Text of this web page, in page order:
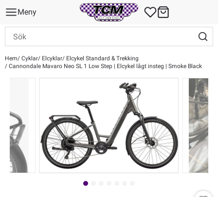
Meny
Hem Cyklar Elcyklar
Elcykel Standard & Trekking
Cannondale Mavaro Neo SL 1 Low Step | Elcykel lågt insteg | Smoke Black